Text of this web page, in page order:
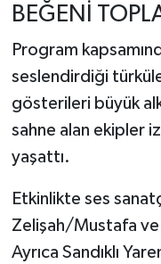
BEĞENİ
Program
seslendirdiği
gösterileri büyük
sahne alan ekipler
yaşattı.
Etkinlikte ses
Zelişah/Mustafa ve
Ayrıca Sandıklı